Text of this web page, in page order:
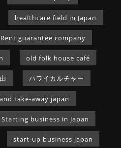
healthcare field in Japan
Rent guarantee company
old folk house café
ハワイカルチャー
take-away japan
Starting business in Japan
start-up business japan